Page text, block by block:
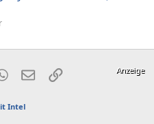
WhatsApp
E-MailLink
Intel